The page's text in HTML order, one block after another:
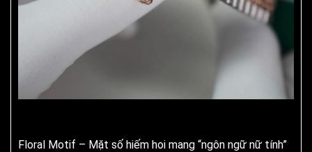
Floral Motif – Mặt số hiếm hoi mang “ngôn ngữ nữ tính”